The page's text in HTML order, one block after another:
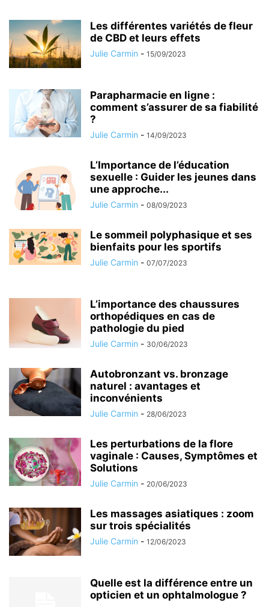
Les différentes variétés de fleur
de CBD et leurs effets
Julie Carmin - 15/09/2023
Parapharmacie en ligne :
comment s’assurer de sa fiabilité
?
Julie Carmin - 14/09/2023
L’Importance de l’éducation
sexuelle : Guider les jeunes dans
une approche...
Julie Carmin - 08/09/2023
Le sommeil polyphasique et ses
bienfaits pour les sportifs
Julie Carmin - 07/07/2023
L’importance des chaussures
orthopédiques en cas de
pathologie du pied
Julie Carmin - 30/06/2023
Autobronzant vs. bronzage
naturel : avantages et
inconvénients
Julie Carmin - 28/06/2023
Les perturbations de la flore
vaginale : Causes, Symptômes et
Solutions
Julie Carmin - 20/06/2023
Les massages asiatiques : zoom
sur trois spécialités
Julie Carmin - 12/06/2023
Quelle est la différence entre un
opticien et un ophtalmologue ?